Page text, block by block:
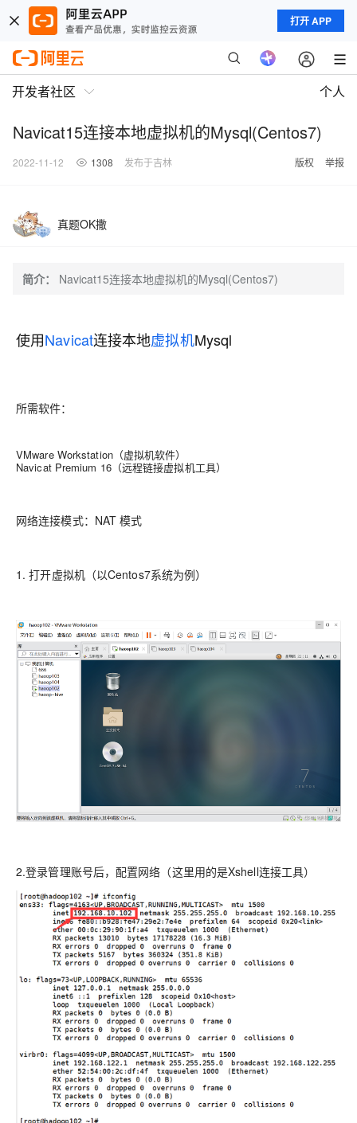
打开 APP
开发者社区 个人
Navicat15连接本地虚拟机的Mysql(Centos7)
2022-11-12 1308 发布于吉林 版权 举报
真题OK撒
简介： Navicat15连接本地虚拟机的Mysql(Centos7)
使用Navicat连接本地虚拟机Mysql
所需软件：
VMware Workstation（虚拟机软件）
Navicat Premium 16（远程链接虚拟机工具）
网络连接模式：NAT 模式
1. 打开虚拟机（以Centos7系统为例）
2.登录管理账号后，配置网络（这里用的是Xshell连接工具）